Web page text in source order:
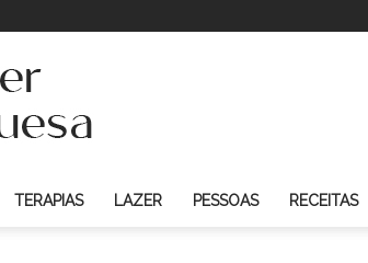
TERAPIAS LAZER PESSOAS RECEITAS